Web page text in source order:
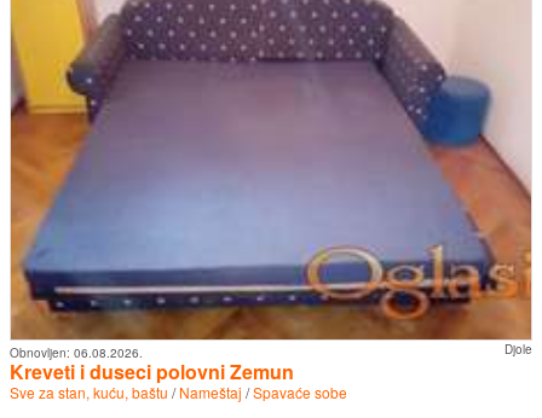
Djole
Obnovljen: 06.08.2026.
Kreveti i duseci polovni Zemun
Sve za stan, kuću, baštu /Nameštaj /Spavaće sobe